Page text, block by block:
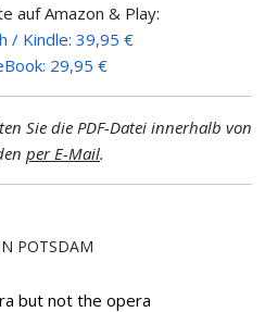
auf Amazon & Play:
/ Kindle: 39,95 €
29,95 €
Sie die PDF-Datei innerhalb von
per E-Mail.
POTSDAM
but not the opera